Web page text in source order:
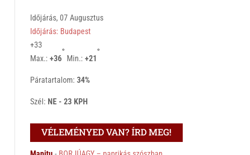
Időjárás, 07 Augusztus
Időjárás: Budapest
+33
Max.:+36
°
Min.:+21
°
Páratartalom:34%
Szél: NE - 23 KPH
VÉLEMÉNYED VAN? ÍRD MEG!